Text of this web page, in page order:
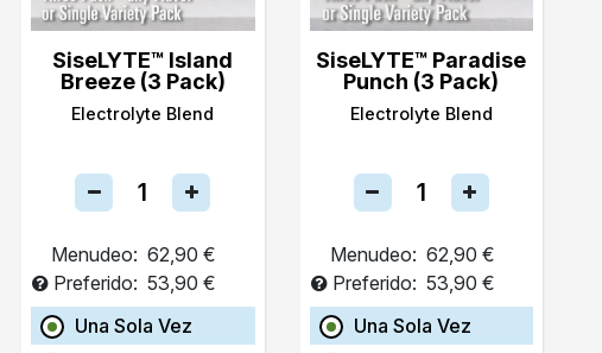
SiseLYTE™ Island
Breeze (3 Pack)
Electrolyte Blend
Menudeo: 62,90 €
Preferido: 53,90 €
Una Sola Vez
SiseLYTE™ Paradise
Punch (3 Pack)
Electrolyte Blend
Menudeo: 62,90 €
Preferido: 53,90 €
Una Sola Vez